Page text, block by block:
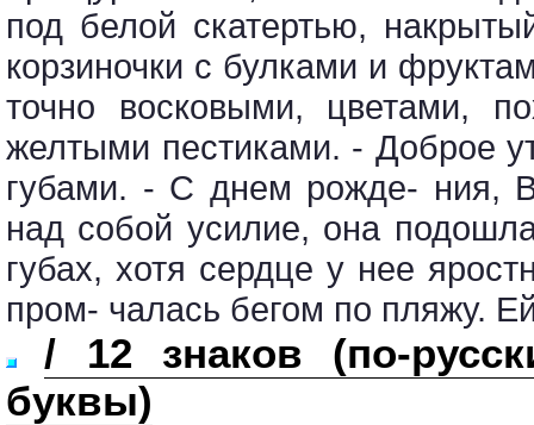
под белой скатертью,
корзиночки с булками и
точно восковыми, цветами,
желтыми пестиками. - Доброе
губами. - С днем рожде- ния,
над собой усилие, она
губах, хотя сердце у нее
пром- чалась бегом по пляжу.
/ 12 знаков (по-
буквы)